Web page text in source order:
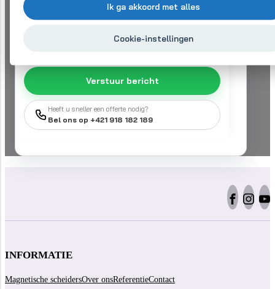
verwerking van persoonlijke gegevens
Verstuur bericht
Heeft u sneller een offerte nodig?
Bel ons op +421 918 182 189
INFORMATIE
Magnetische scheidersOver onsReferentieContact
Ik ga akkoord met alles
Cookie-instellingen